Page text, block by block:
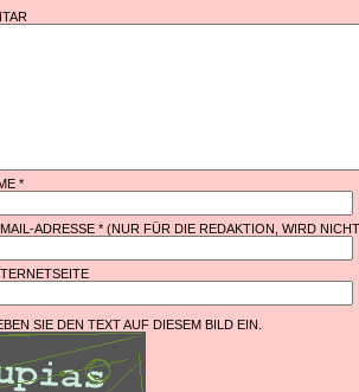
*
ADRESSE * (NUR FÜR DIE REDAKTION, WIRD
SIE DEN TEXT AUF DIESEM BILD EIN.